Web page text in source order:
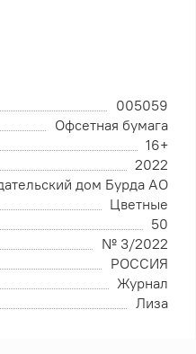
005059
Офсетная бумага
16+
2022
дом Бурда АО
Цветные
50
№ 3/2022
РОССИЯ
Журнал
Лиза